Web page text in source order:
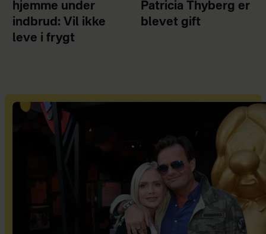
hjemme under
indbrud: Vil ikke
leve i frygt
Patricia Thyberg er
blevet gift